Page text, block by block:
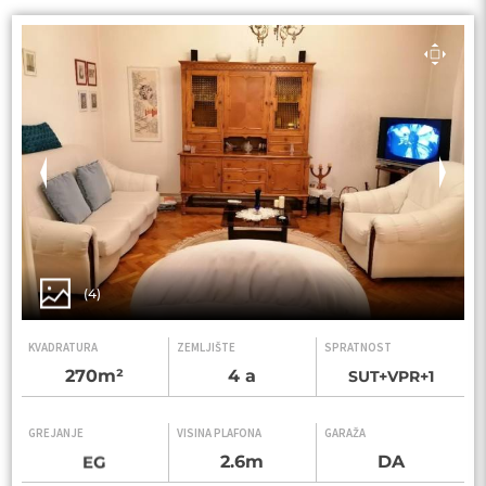
(4)
KVADRATURA
270m²
ZEMLJIŠTE
4 a
SPRATNOST
SUT+VPR+1
GREJANJE
EG
VISINA PLAFONA
2.6m
GARAŽA
DA